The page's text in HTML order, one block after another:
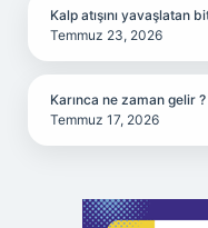
Kalp atışını yavaşlatan
Temmuz 23, 2026
Karınca ne zaman gelir ?
Temmuz 17, 2026